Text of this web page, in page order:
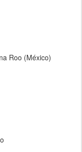
Roo (México)